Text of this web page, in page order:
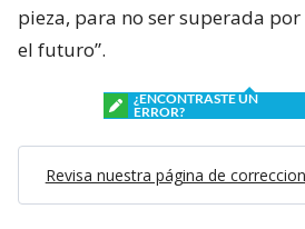
pieza, para no ser superada
el futuro”.
¿ENCONTRASTE UN
ERROR?
Revisa nuestra página de